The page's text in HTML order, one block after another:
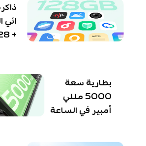
+ 128 جيجا بايت
بطارية سعة
5000 مللي
أمبير في الساعة